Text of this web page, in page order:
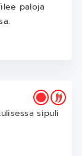
paloja
sipuli